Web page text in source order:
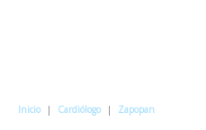
Inicio | Cardiólogo | Zapopan